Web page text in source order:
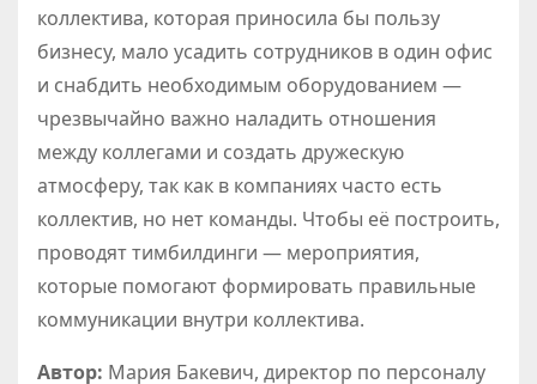
коллектива, которая приносила бы пользу
бизнесу, мало усадить сотрудников в один офис
и снабдить необходимым оборудованием —
чрезвычайно важно наладить отношения
между коллегами и создать дружескую
атмосферу, так как в компаниях часто есть
коллектив, но нет команды. Чтобы её построить,
проводят тимбилдинги — мероприятия,
которые помогают формировать правильные
коммуникации внутри коллектива.
Автор: Мария Бакевич, директор по персоналу